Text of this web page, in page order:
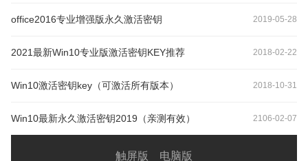
office2016专业增强版永久激活密钥 2019-05-28
2021最新Win10专业版激活密钥KEY推荐 2018-02-22
Win10激活密钥key（可激活所有版本） 2018-10-31
Win10最新永久激活密钥2019（亲测有效） 2106-02-07
触屏版 电脑版